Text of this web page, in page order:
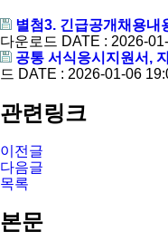
별첨3. 긴급공개채용
다운로드 DATE : 2026-
공통 서식응시지원서,
드 DATE : 2026-01-06
관련링크
이전글
다음글
목록
본문